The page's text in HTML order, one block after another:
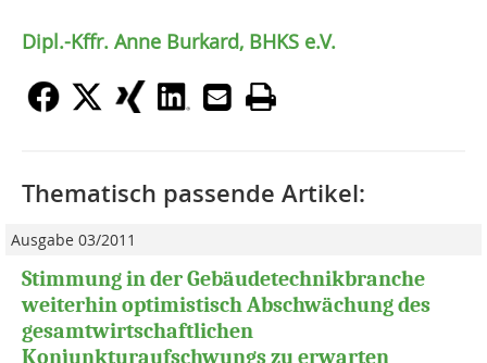
Dipl.-Kffr. Anne Burkard, BHKS e.V.
Thematisch passende Artikel:
Ausgabe 03/2011
Stimmung in der Gebäudetechnikbranche
weiterhin optimistisch Abschwächung des
gesamtwirtschaftlichen
Konjunkturaufschwungs zu erwarten